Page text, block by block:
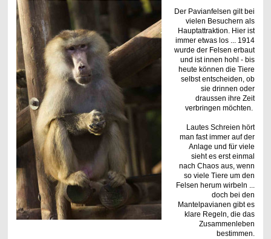
Der Pavianfelsen gilt bei
vielen Besuchern als
Hauptattraktion. Hier ist
immer etwas los ... 1914
wurde der Felsen erbaut
und ist innen hohl - bis
heute können die Tiere
selbst entscheiden, ob
sie drinnen oder
draussen ihre Zeit
verbringen möchten.
Lautes Schreien hört
man fast immer auf der
Anlage und für viele
sieht es erst einmal
nach Chaos aus, wenn
so viele Tiere um den
Felsen herum wirbeln ...
doch bei den
Mantelpavianen gibt es
klare Regeln, die das
Zusammenleben
bestimmen.